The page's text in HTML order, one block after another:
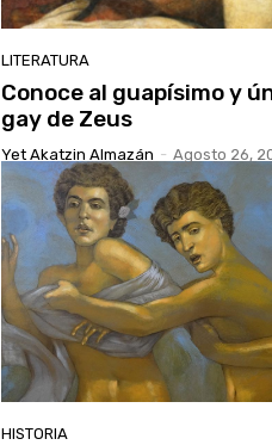
LITERATURA
Conoce al guapísimo y
gay de Zeus
Yet Akatzin Almazán - Agosto 26,
HISTORIA